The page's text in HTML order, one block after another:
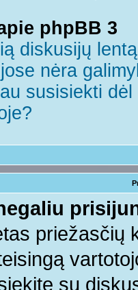
phpBB 3
diskusijų
nėra
susisiekti
priežasčių
su